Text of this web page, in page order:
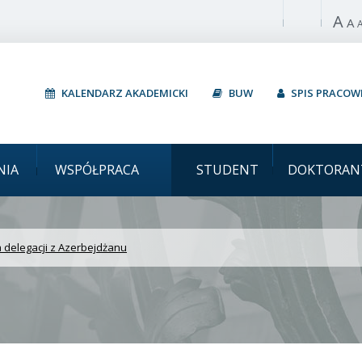
Włącz A A
KALENDARZ AKADEMICKI BUW SPIS
WSPÓŁPRACA STUDENT
Warszawski Wizyta
delegacji z Azerbejdżanu